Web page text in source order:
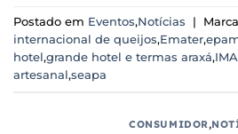
Postado em Eventos,Notícias |
internacional de queijos,Emater,
hotel,grande hotel e termas araxá,IMA
artesanal,seapa
CONSUMIDOR,